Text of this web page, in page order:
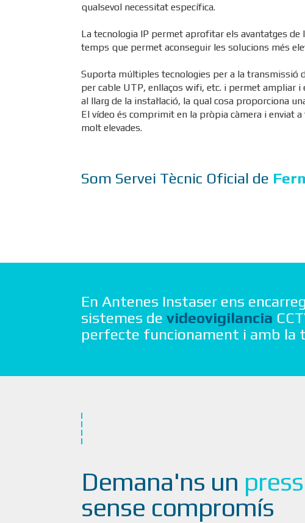
qualsevol necessitat específica.
La tecnologia IP permet aprofitar els avantatges
temps que permet aconseguir les solucions més
Suporta múltiples tecnologies per a la transmissió
per cable UTP, enllaços wifi, etc. i permet ampliar
al llarg de la instal·lació, la qual cosa proporciona
El vídeo és comprimit en la pròpia càmera i enviat
molt elevades.
Som Servei Tècnic Oficial de
En Antenes Instaser ens
sistemes de videovigilancia
perfecte funcionament i amb la
Demana'ns un
sense compromís